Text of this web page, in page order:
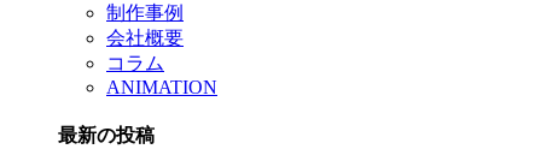
制作事例
会社概要
コラム
ANIMATION
最新の投稿